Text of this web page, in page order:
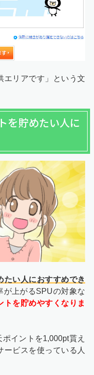
エリアです」という文
を貯めたい人に
たい人におすすめでき
が上がるSPUの対象な
トを貯めやすくなりま
イントを1,000pt貰え
ービスを使っている人